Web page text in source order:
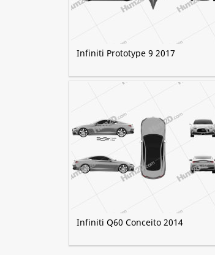
Infiniti Prototype 9 2017
Infiniti Q60 Conceito 2014